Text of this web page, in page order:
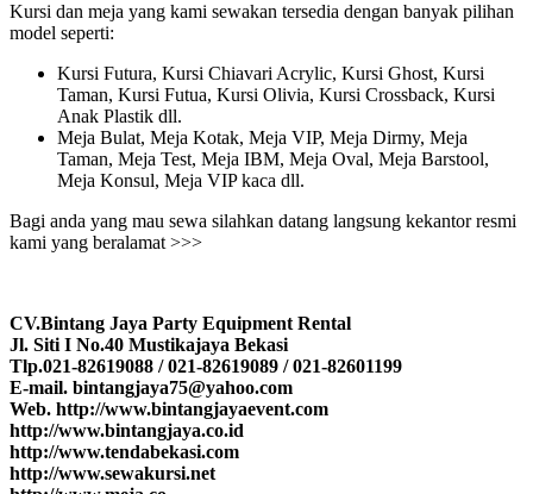
Kursi dan meja yang kami sewakan tersedia dengan banyak pilihan
model seperti:
Kursi Futura, Kursi Chiavari Acrylic, Kursi Ghost, Kursi
Taman, Kursi Futua, Kursi Olivia, Kursi Crossback, Kursi
Anak Plastik dll.
Meja Bulat, Meja Kotak, Meja VIP, Meja Dirmy, Meja
Taman, Meja Test, Meja IBM, Meja Oval, Meja Barstool,
Meja Konsul, Meja VIP kaca dll.
Bagi anda yang mau sewa silahkan datang langsung kekantor resmi
kami yang beralamat >>>
CV.Bintang Jaya Party Equipment Rental
Jl. Siti I No.40 Mustikajaya Bekasi
Tlp.021-82619088 / 021-82619089 / 021-82601199
E-mail. bintangjaya75@yahoo.com
Web. http://www.bintangjayaevent.com
http://www.bintangjaya.co.id
http://www.tendabekasi.com
http://www.sewakursi.net